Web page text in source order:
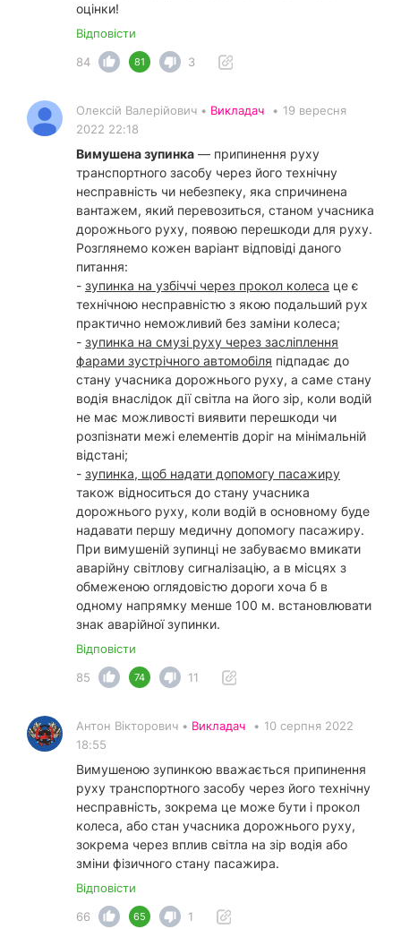
оцінки!
Відповісти
84
81 3
Олексій Валерійович • Викладач • 19 вересня
2022 22:18
Вимушена зупинка — припинення руху
транспортного засобу через його технічну
несправність чи небезпеку, яка спричинена
вантажем, який перевозиться, станом учасника
дорожнього руху, появою перешкоди для руху.
Розглянемо кожен варіант відповіді даного
питання:
- зупинка на узбіччі через прокол колеса це є
технічною несправністю з якою подальший рух
практично неможливий без заміни колеса;
- зупинка на смузі руху через засліплення
фарами зустрічного автомобіля підпадає до
стану учасника дорожнього руху, а саме стану
водія внаслідок дії світла на його зір, коли водій
не має можливості виявити перешкоди чи
розпізнати межі елементів доріг на мінімальній
відстані;
- зупинка, щоб надати допомогу пасажиру
також відноситься до стану учасника
дорожнього руху, коли водій в основному буде
надавати першу медичну допомогу пасажиру.
При вимушеній зупинці не забуваємо вмикати
аварійну світлову сигналізацію, а в місцях з
обмеженою оглядовістю дороги хоча б в
одному напрямку менше 100 м. встановлювати
знак аварійної зупинки.
Відповісти
85
74 11
Антон Вікторович • Викладач • 10 серпня 2022
18:55
Вимушеною зупинкою вважається припинення
руху транспортного засобу через його технічну
несправність, зокрема це може бути і прокол
колеса, або стан учасника дорожнього руху,
зокрема через вплив світла на зір водія або
зміни фізичного стану пасажира.
Відповісти
66
65 1